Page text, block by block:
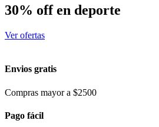
30% off en deporte
Ver ofertas
Envios gratis
Compras mayor a $2500
Pago fácil